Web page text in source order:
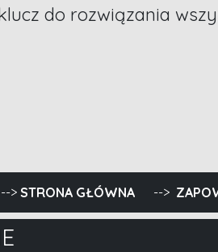
do rozwiązania
Rogala, Cicha noc
STRONA GŁÓWNA